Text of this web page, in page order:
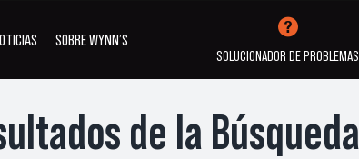
SOBRE WYNN’S
SOLUCIONADOR DE PROBLEMAS
de la Búsqueda